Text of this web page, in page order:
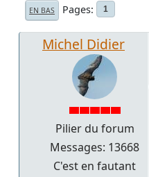
EN BAS Pages 1
Michel Didier
Pilier du forum
Messages: 13668
C'est en fautant